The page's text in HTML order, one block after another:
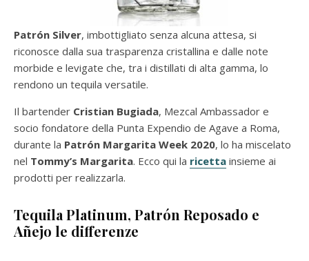
Patrón Silver, imbottigliato senza alcuna attesa, si
riconosce dalla sua trasparenza cristallina e dalle note
morbide e levigate che, tra i distillati di alta gamma, lo
rendono un tequila versatile.
Il bartender Cristian Bugiada, Mezcal Ambassador e
socio fondatore della Punta Expendio de Agave a Roma,
durante la Patrón Margarita Week 2020, lo ha miscelato
nel Tommy’s Margarita. Ecco qui la ricetta insieme ai
prodotti per realizzarla.
Tequila Platinum, Patrón Reposado e
Añejo le differenze